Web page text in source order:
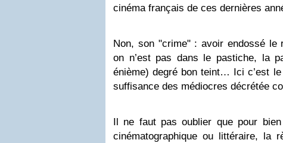
cinéma français de ces dernières
Non, son "crime" : avoir endossé le
on n’est pas dans le pastiche, la
énième) degré bon teint… Ici c’est
suffisance des médiocres décrétée
Il ne faut pas oublier que pour bien
cinématographique ou littéraire, la